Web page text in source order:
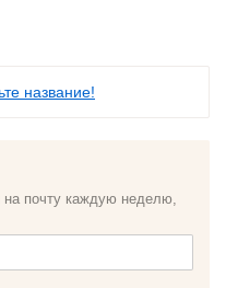
название!
на почту каждую неделю,